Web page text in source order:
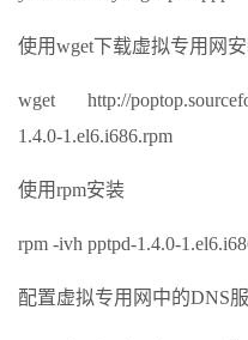
使用wget下载虚拟专用网
wget http://
1.4.0-1.el6.i686.rpm
使用rpm安装
rpm -ivh pptpd-1.4.0-
配置虚拟专用网中的DNS